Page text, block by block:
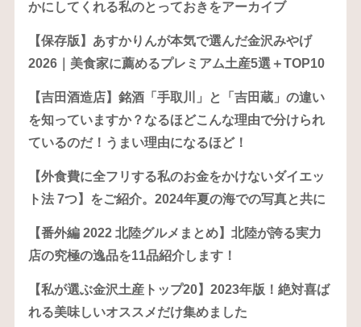
かにしてくれる私のとっておきをアーカイブ
【保存版】あすかりんが本気で選んだ金沢みやげ
2026｜美食家に薦めるプレミアム土産5選＋TOP10
【吉田酒造店】銘酒「手取川」と「吉田蔵」の違い
を知っていますか？なるほどこんな理由で分けられ
ているのだ！うまい理由になるほど！
【外食費に全フリする私のお金をかけないダイエッ
ト法 7つ】をご紹介。2024年夏の海での写真と共に
【番外編 2022 北陸グルメまとめ】北陸が誇る実力
店の究極の逸品を11品紹介します！
【私が選ぶ金沢土産トップ20】2023年版！絶対喜ば
れる美味しいオススメだけ集めました